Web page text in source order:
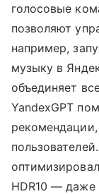
голосовые
позволяют
например,
музыку в
объединяет
YandexGPT
HDR10 — даже